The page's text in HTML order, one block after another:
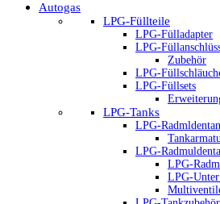
Autogas
LPG-Füllteile
LPG-Fülladapter
LPG-
Zubehör
LPG-
LPG-Füllsets
LPG-Tanks
LPG-
LPG-
LPG-
LPG-